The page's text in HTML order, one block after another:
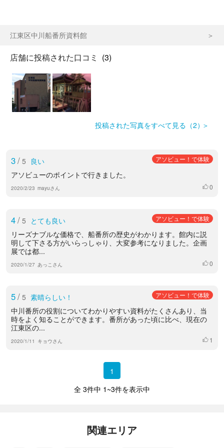
江東区中川船番所資料館
店舗に投稿された口コミ (3)
投稿された写真をすべて見る（2）
3/ 5 良い アソビュー！で体験
アソビューのポイントで行きました。
2020/2/23 mayuさん いいね
0
4/ 5 とても良い アソビュー！で体験
リーズナブルな価格で、船番所の歴史がわかります。館内に説
明して下さる方がいらっしゃり、大変参考になりました。企画
展では都...
2020/1/27 あっこさん いいね
0
5/ 5 素晴らしい！ アソビュー！で体験
中川番所の役割についてわかりやすい資料がたくさんあり、当
時をよく知ることができます。番所があった頃に比べ、現在の
江東区の...
2020/1/11 キョウさん いいね
1
1
全 3件中 1~3件を表示中
関連エリア